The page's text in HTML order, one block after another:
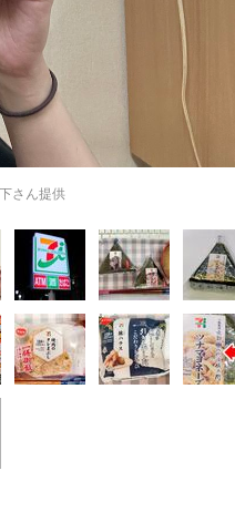
さん提供